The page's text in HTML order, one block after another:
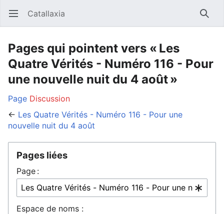
Ouvrir le menu principal Catallaxia
Pages qui pointent vers « Les
Quatre Vérités - Numéro 116 - Pour
une nouvelle nuit du 4 août »
Page Discussion
← Les Quatre Vérités - Numéro 116 - Pour une
nouvelle nuit du 4 août
Pages liées
Page :
Espace de noms :